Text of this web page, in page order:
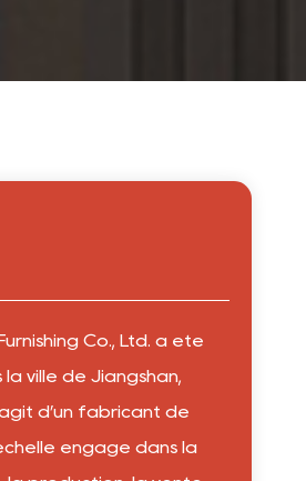
Co., Ltd. a été
ville de Jiangshan,
d’un fabricant de
engagé dans la